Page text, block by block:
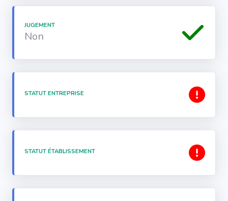
JUGEMENT
Non
STATUT ENTREPRISE
STATUT ÉTABLISSEMENT